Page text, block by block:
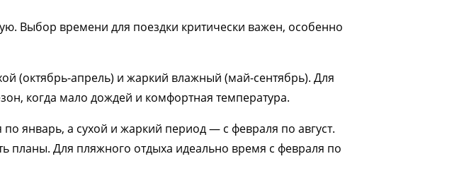
Выбор времени для поездки критически важен, особенно
(октябрь-апрель) и жаркий влажный (май-сентябрь). Для
когда мало дождей и комфортная температура.
январь, а сухой и жаркий период — с февраля по август.
планы. Для пляжного отдыха идеально время с февраля по